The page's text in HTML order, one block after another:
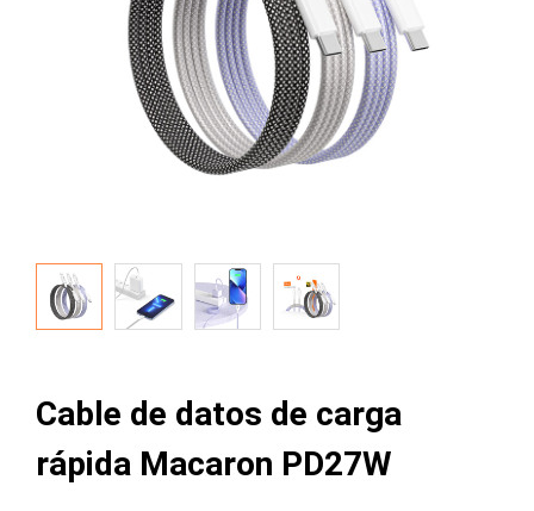
Cable de datos de carga
rápida Macaron PD27W